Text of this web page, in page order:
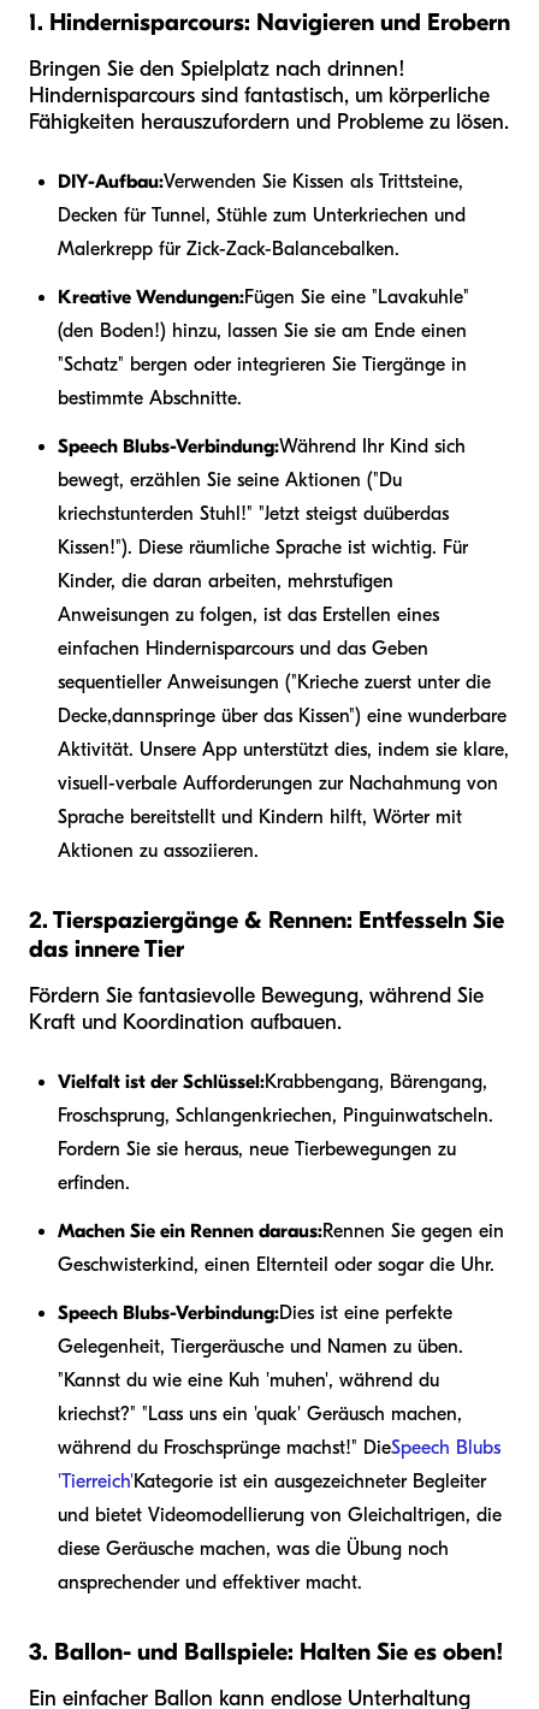
1. Hindernisparcours: Navigieren und Erobern
Bringen Sie den Spielplatz nach drinnen!
Hindernisparcours sind fantastisch, um körperliche
Fähigkeiten herauszufordern und Probleme zu lösen.
DIY-Aufbau:Verwenden Sie Kissen als Trittsteine,
Decken für Tunnel, Stühle zum Unterkriechen und
Malerkrepp für Zick-Zack-Balancebalken.
Kreative Wendungen:Fügen Sie eine "Lavakuhle"
(den Boden!) hinzu, lassen Sie sie am Ende einen
"Schatz" bergen oder integrieren Sie Tiergänge in
bestimmte Abschnitte.
Speech Blubs-Verbindung:Während Ihr Kind sich
bewegt, erzählen Sie seine Aktionen ("Du
kriechstunterden Stuhl!" "Jetzt steigst duüberdas
Kissen!"). Diese räumliche Sprache ist wichtig. Für
Kinder, die daran arbeiten, mehrstufigen
Anweisungen zu folgen, ist das Erstellen eines
einfachen Hindernisparcours und das Geben
sequentieller Anweisungen ("Krieche zuerst unter die
Decke,dannspringe über das Kissen") eine wunderbare
Aktivität. Unsere App unterstützt dies, indem sie klare,
visuell-verbale Aufforderungen zur Nachahmung von
Sprache bereitstellt und Kindern hilft, Wörter mit
Aktionen zu assoziieren.
2. Tierspaziergänge & Rennen: Entfesseln Sie
das innere Tier
Fördern Sie fantasievolle Bewegung, während Sie
Kraft und Koordination aufbauen.
Vielfalt ist der Schlüssel:Krabbengang, Bärengang,
Froschsprung, Schlangenkriechen, Pinguinwatscheln.
Fordern Sie sie heraus, neue Tierbewegungen zu
erfinden.
Machen Sie ein Rennen daraus:Rennen Sie gegen ein
Geschwisterkind, einen Elternteil oder sogar die Uhr.
Speech Blubs-Verbindung:Dies ist eine perfekte
Gelegenheit, Tiergeräusche und Namen zu üben.
"Kannst du wie eine Kuh 'muhen', während du
kriechst?" "Lass uns ein 'quak' Geräusch machen,
während du Froschsprünge machst!" DieSpeech Blubs
'Tierreich'Kategorie ist ein ausgezeichneter Begleiter
und bietet Videomodellierung von Gleichaltrigen, die
diese Geräusche machen, was die Übung noch
ansprechender und effektiver macht.
3. Ballon- und Ballspiele: Halten Sie es oben!
Ein einfacher Ballon kann endlose Unterhaltung